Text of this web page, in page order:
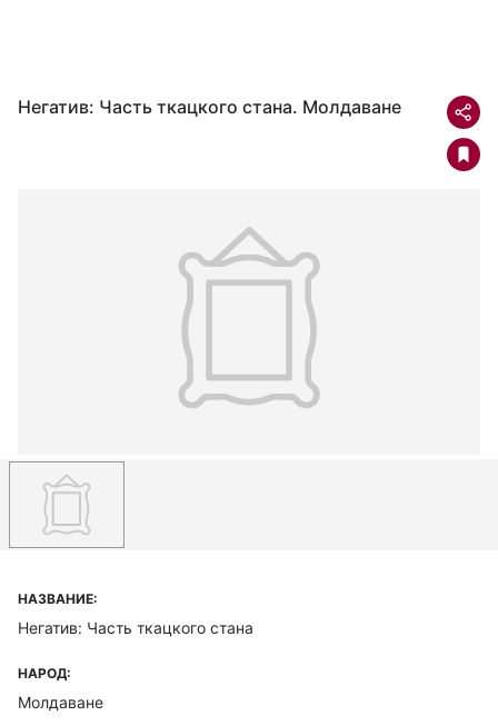
Негатив: Часть ткацкого стана. Молдаване
НАЗВАНИЕ:
Негатив: Часть ткацкого стана
НАРОД:
Молдаване